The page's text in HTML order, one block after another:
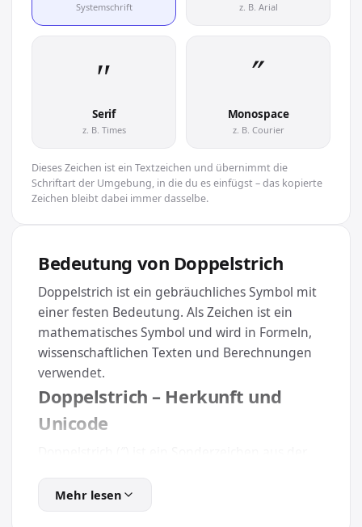
Systemschrift z. B. Arial
″︎
Serif
z. B. Times
″︎
Monospace
z. B. Courier
Dieses Zeichen ist ein Textzeichen und übernimmt die
Schriftart der Umgebung, in die du es einfügst – das kopierte
Zeichen bleibt dabei immer dasselbe.
Bedeutung von Doppelstrich
Doppelstrich ist ein gebräuchliches Symbol mit
einer festen Bedeutung. Als Zeichen ist ein
mathematisches Symbol und wird in Formeln,
wissenschaftlichen Texten und Berechnungen
verwendet.
Doppelstrich – Herkunft und
Unicode
eindeutigen Unicode U+2033. Weil es Teil des
Mehr lesen